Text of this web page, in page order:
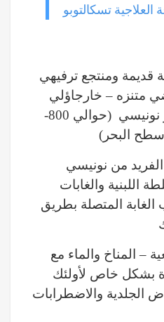
العلاجية تسكالتوبو
قديمة ومنتجع ترفيهي
متنزه – خارجاؤلي
الوطني ، في وادي نهر نونيسي (حوالي 800-
من نونيسي
اللبنية والغابات
الغابة المتصلة بطريق
– المناخ والماء مع
بشكل خاص لأولئك
الجلدية والاضطرابات